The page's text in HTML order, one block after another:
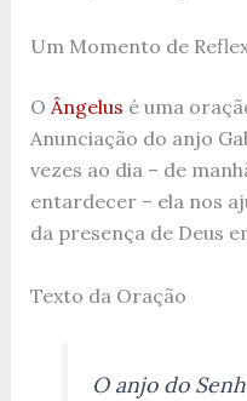
Um Momento de
O Ângelus é uma
Anunciação do anjo
vezes ao dia – de
entardecer – ela nos
da presença de Deus
Texto da Oração
O anjo do